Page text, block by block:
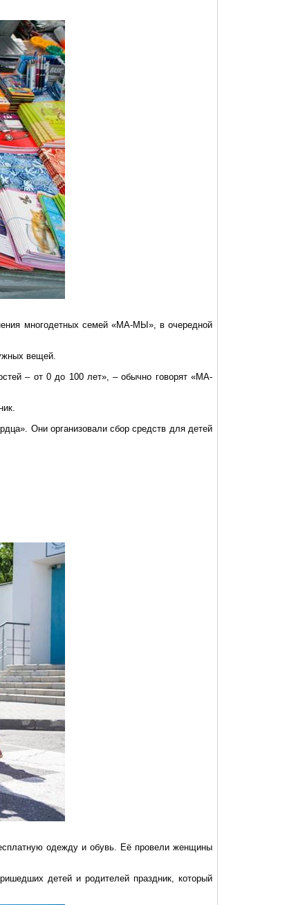
многодетных семей «МА-МЫ», в очередной
вещей.
– от 0 до 100 лет», – обычно говорят «МА-
Они организовали сбор средств для детей
одежду и обувь. Её провели женщины
детей и родителей праздник, который